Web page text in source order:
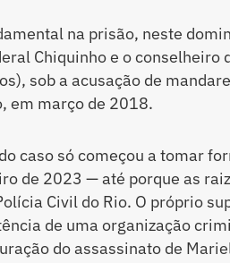
na prisão, neste
Chiquinho e o conselheiro
sob a acusação de
em março de 2018.
caso só começou a tomar
de 2023 — até porque as
Civil do Rio. O próprio
de uma organização
do assassinato de